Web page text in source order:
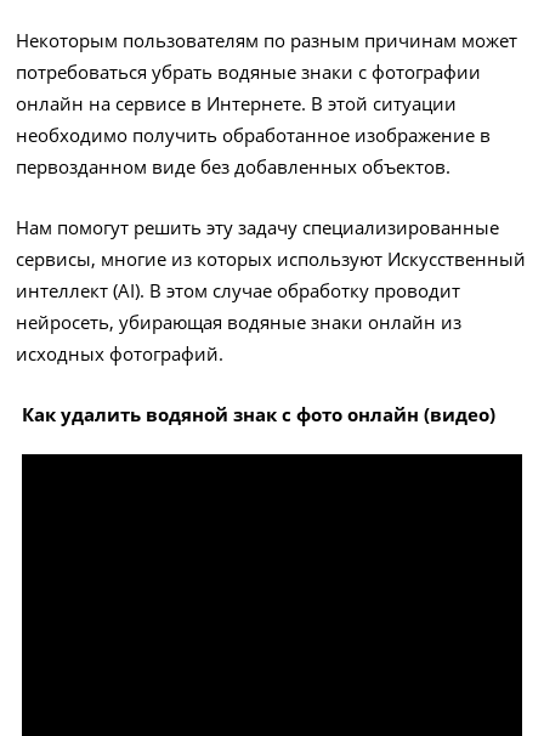
Некоторым пользователям по разным причинам может
потребоваться убрать водяные знаки с фотографии
онлайн на сервисе в Интернете. В этой ситуации
необходимо получить обработанное изображение в
первозданном виде без добавленных объектов.
Нам помогут решить эту задачу специализированные
сервисы, многие из которых используют Искусственный
интеллект (AI). В этом случае обработку проводит
нейросеть, убирающая водяные знаки онлайн из
исходных фотографий.
Как удалить водяной знак с фото онлайн (видео)